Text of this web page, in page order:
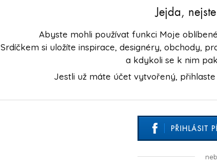
Jejda,
Abyste mohli používat funkci Moje
Srdíčkem si uložíte inspirace, designéry, obchody,
a kdykoli se k nim
Jestli už máte účet vytvořený,